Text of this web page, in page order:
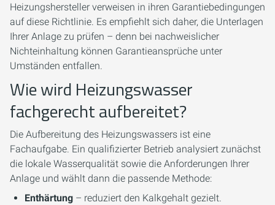
Heizungshersteller verweisen in ihren Garantiebedingungen
auf diese Richtlinie. Es empfiehlt sich daher, die Unterlagen
Ihrer Anlage zu prüfen – denn bei nachweislicher
Nichteinhaltung können Garantieansprüche unter
Umständen entfallen.
Wie wird Heizungswasser
fachgerecht aufbereitet?
Die Aufbereitung des Heizungswassers ist eine
Fachaufgabe. Ein qualifizierter Betrieb analysiert zunächst
die lokale Wasserqualität sowie die Anforderungen Ihrer
Anlage und wählt dann die passende Methode:
Enthärtung – reduziert den Kalkgehalt gezielt.